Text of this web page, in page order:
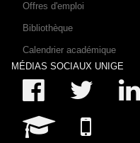
Offres d'emploi
Bibliothèque
Calendrier académique
MÉDIAS SOCIAUX UNIGE